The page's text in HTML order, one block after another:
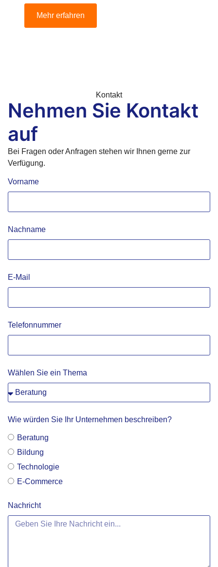
Mehr erfahren
Kontakt
Nehmen Sie Kontakt
auf
Bei Fragen oder Anfragen stehen wir Ihnen gerne zur
Verfügung.
Vorname
Nachname
E-Mail
Telefonnummer
Wählen Sie ein Thema
Wie würden Sie Ihr Unternehmen beschreiben?
Beratung
Bildung
Technologie
E-Commerce
Nachricht